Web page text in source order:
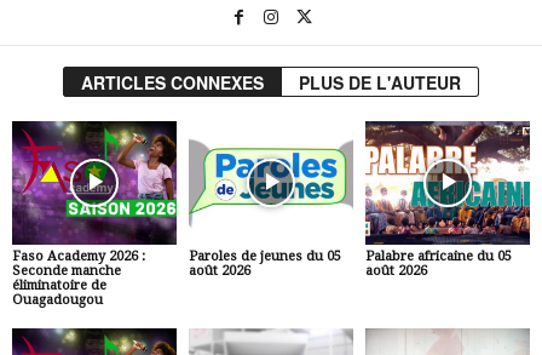
ARTICLES CONNEXES PLUS DE L'AUTEUR
Faso Academy 2026 :
Seconde manche
éliminatoire de
Ouagadougou
Paroles de jeunes du 05
août 2026
Palabre africaine du 05
août 2026